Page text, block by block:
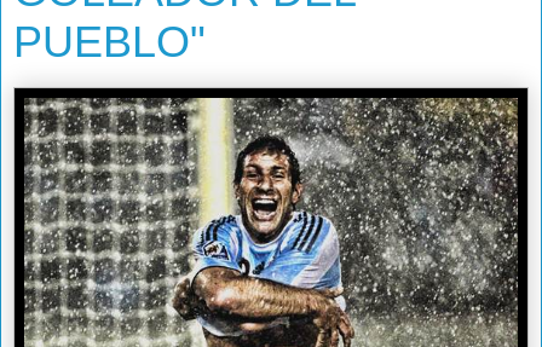
PUEBLO"